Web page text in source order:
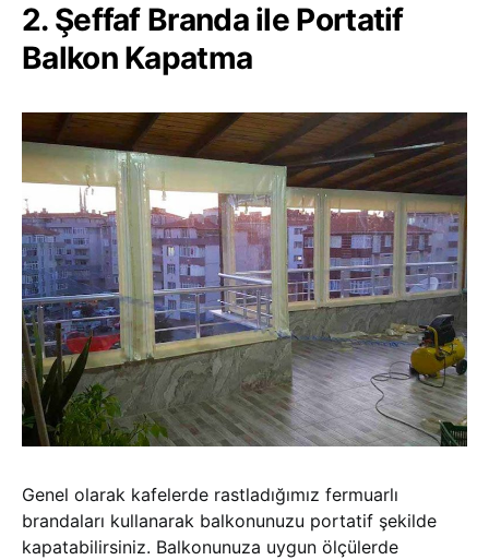
2. Şeffaf Branda ile Portatif
Balkon Kapatma
Genel olarak kafelerde rastladığımız fermuarlı
brandaları kullanarak balkonunuzu portatif şekilde
kapatabilirsiniz. Balkonunuza uygun ölçülerde